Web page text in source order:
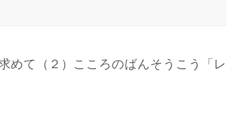
めて（２）こころのばんそうこう「